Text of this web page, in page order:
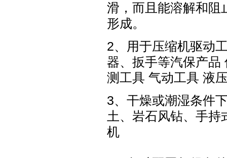
滑，而且能溶解和阻
形成。
2、用于压缩机驱动
器、扳手等汽保产品
测工具 气动工具 液
3、干燥或潮湿条件
土、岩石风钻、手持
机